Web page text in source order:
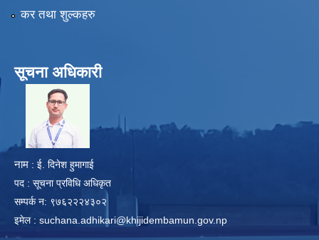
कर तथा शुल्कहरु
सूचना अधिकारी
नाम : ई. दिनेश हुमागाई
पद : सूचना प्रविधि अधिकृत
सम्पर्क न: ९७६२२२४३०२
इमेल : suchana.adhikari@khijidembamun.gov.np